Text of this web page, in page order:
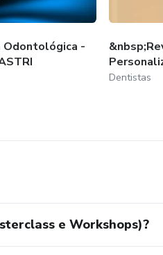
Odontológica -
Dentistas
e Workshops)?